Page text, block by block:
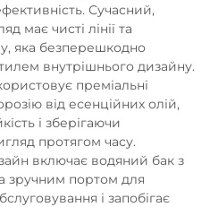
Сучасний,
має чисті лінії та
яка безперешкодно
внутрішнього дизайну.
преміальні
від есенційних олій,
і зберігаючи
протягом часу.
включає водяний бак з
зручним портом для
і запобігає